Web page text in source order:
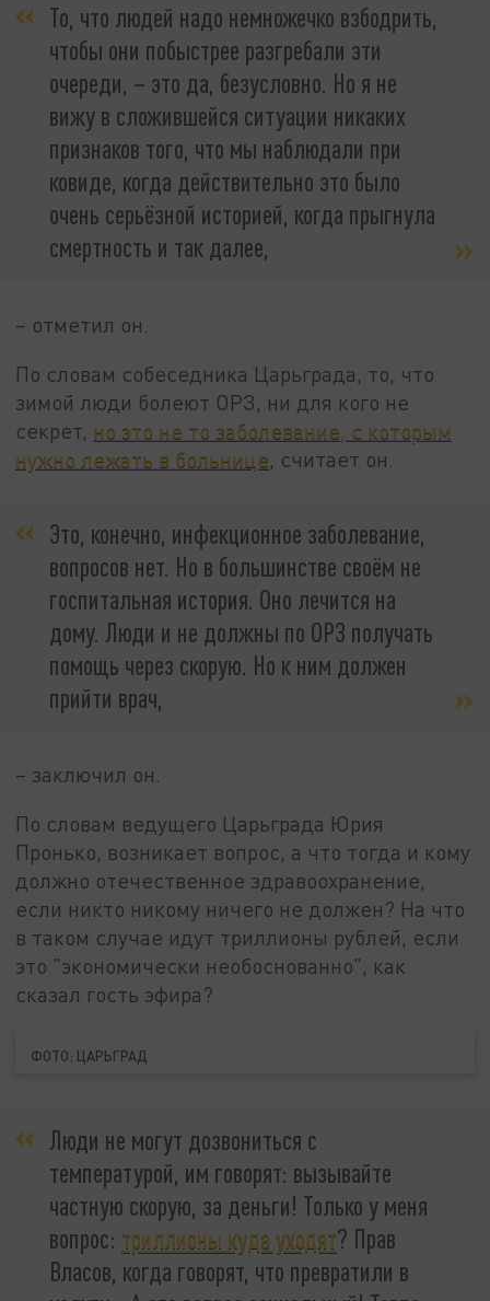
То, что людей надо немножечко взбодрить,
чтобы они побыстрее разгребали эти
очереди, – это да, безусловно. Но я не
вижу в сложившейся ситуации никаких
признаков того, что мы наблюдали при
ковиде, когда действительно это было
очень серьёзной историей, когда прыгнула
смертность и так далее,
– отметил он.
По словам собеседника Царьграда, то, что
зимой люди болеют ОРЗ, ни для кого не
секрет, но это не то заболевание, с которым
нужно лежать в больнице, считает он.
Это, конечно, инфекционное заболевание,
вопросов нет. Но в большинстве своём не
госпитальная история. Оно лечится на
дому. Люди и не должны по ОРЗ получать
помощь через скорую. Но к ним должен
прийти врач,
– заключил он.
По словам ведущего Царьграда Юрия
Пронько, возникает вопрос, а что тогда и кому
должно отечественное здравоохранение,
если никто никому ничего не должен? На что
в таком случае идут триллионы рублей, если
это "экономически необоснованно", как
сказал гость эфира?
ФОТО: ЦАРЬГРАД
Люди не могут дозвониться с
температурой, им говорят: вызывайте
частную скорую, за деньги! Только у меня
вопрос: триллионы куда уходят? Прав
Власов, когда говорят, что превратили в